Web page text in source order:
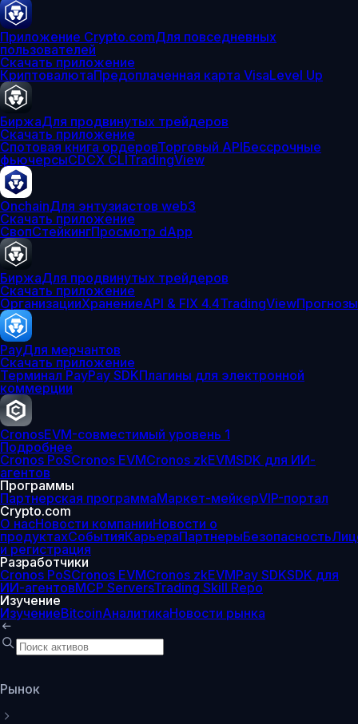
Приложение Crypto.comДля повседневных
пользователей
Скачать приложение
КриптовалютаПредоплаченная карта VisaLevel Up
БиржаДля продвинутых трейдеров
Скачать приложение
Спотовая книга ордеровТорговый APIБессрочные
фьючерсыCDCX CLITradingView
OnchainДля энтузиастов web3
Скачать приложение
СвопСтейкингПросмотр dApp
БиржаДля продвинутых трейдеров
Скачать приложение
ОрганизацииХранениеAPI & FIX 4.4TradingViewПрогнозы
PayДля мерчантов
Скачать приложение
Терминал PayPay SDKПлагины для электронной
коммерции
CronosEVM-совместимый уровень 1
Подробнее
Cronos PoSCronos EVMCronos zkEVMSDK для ИИ-
агентов
Программы
Партнерская программаМаркет-мейкерVIP-портал
Crypto.com
О насНовости компанииНовости о
продуктахСобытияКарьераПартнерыБезопасность
и регистрация
Разработчики
Cronos PoSCronos EVMCronos zkEVMPay SDKSDK для
ИИ-агентовMCP ServersTrading Skill Repo
Изучение
ИзучениеBitcoinАналитикаНовости рынка
Рынок